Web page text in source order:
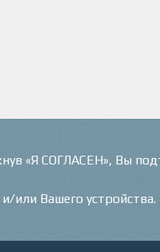
«Я СОГЛАСЕН», Вы
или Вашего устройства.